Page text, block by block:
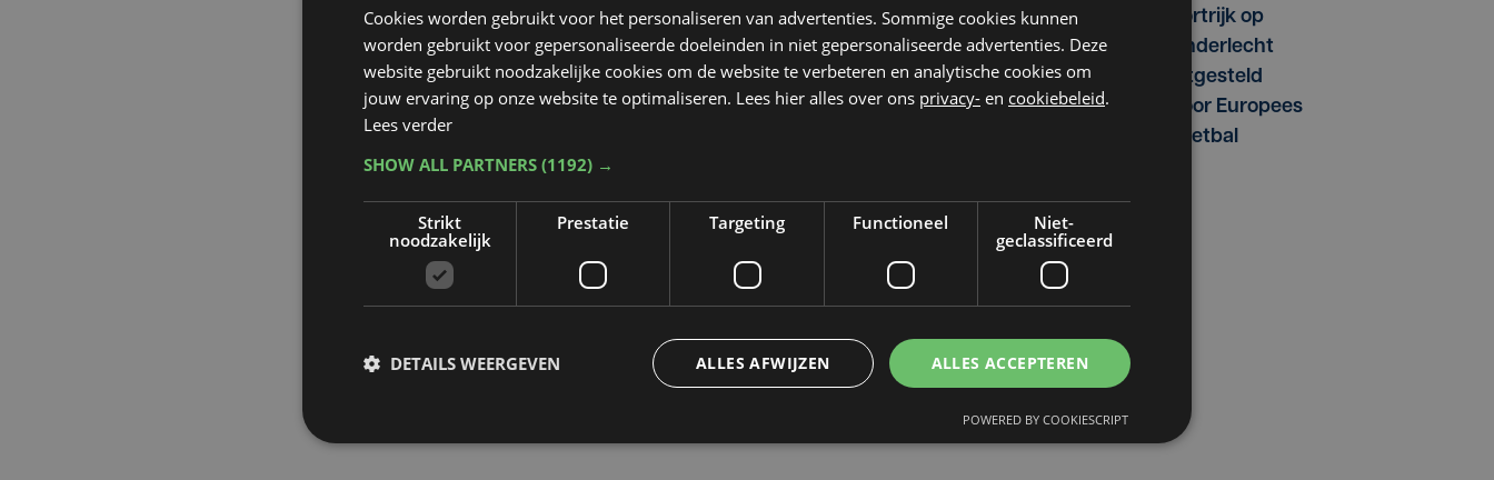
Kortrijk op
Anderlecht
uitgesteld
door Europees
voetbal
Cookies worden gebruikt voor het personaliseren van advertenties. Sommige cookies kunnen
worden gebruikt voor gepersonaliseerde doeleinden in niet gepersonaliseerde advertenties. Deze
website gebruikt noodzakelijke cookies om de website te verbeteren en analytische cookies om
jouw ervaring op onze website te optimaliseren. Lees hier alles over ons privacy- en cookiebeleid.
Lees verder
SHOW ALL PARTNERS (1192) →
Strikt
noodzakelijk
Prestatie Targeting Functioneel
Niet-
geclassificeerd
ALLES ACCEPTEREN
ALLES AFWIJZEN
DETAILS WEERGEVEN
POWERED BY COOKIESCRIPT